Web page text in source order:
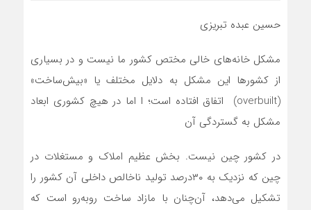
حسین عبده تبریزی
مشکل خانه‌های خالی مختص کشور ما نیست و در بسیاری
از کشورها این مشکل به دلایل مختلف یا «بیش‌‌ساخت»
(overbuilt) اتفاق افتاده است؛ ا اما در هیچ کشوری ابعاد
مشکل به گستردگی آن
در کشور چین نیست. بخش عظیم املاک و مستغلات در
چین که نزدیک به ۳۰درصد تولید ناخالص داخلی آن کشور را
تشکیل ‌می‌دهد، آن‌چنان با مازاد ساخت روبه‌رو است که